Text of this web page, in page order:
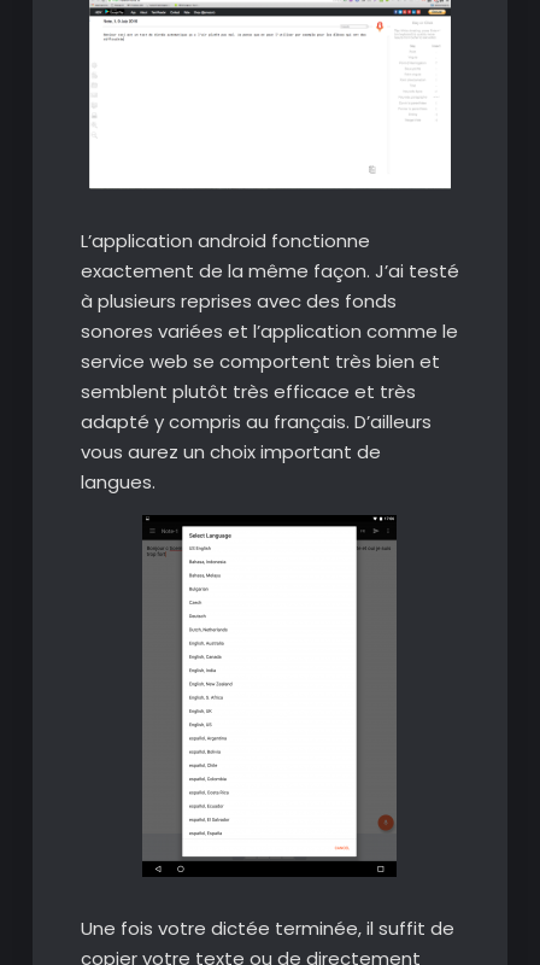
L’application android fonctionne
exactement de la même façon. J’ai testé
à plusieurs reprises avec des fonds
sonores variées et l’application comme le
service web se comportent très bien et
semblent plutôt très efficace et très
adapté y compris au français. D’ailleurs
vous aurez un choix important de
langues.
Une fois votre dictée terminée, il suffit de
copier votre texte ou de directement